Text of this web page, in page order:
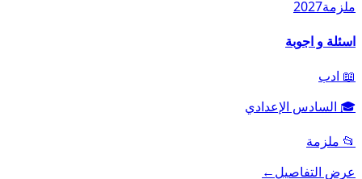
ملزمة2027
اسئلة و اجوبة
📖 ادب
🎓 السادس الإعدادي
📂 ملزمة
عرض التفاصيل←